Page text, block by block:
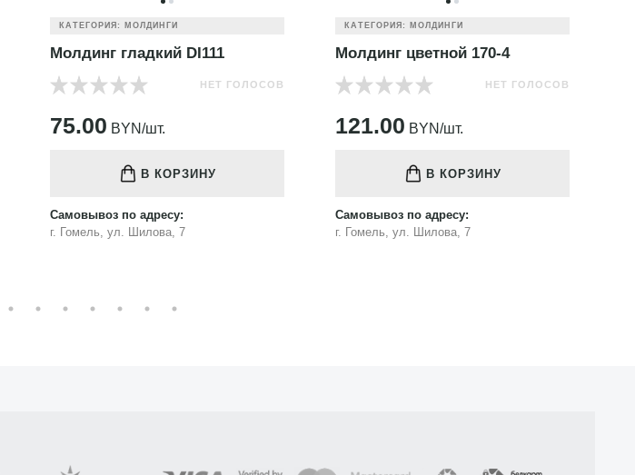
КАТЕГОРИЯ: МОЛДИНГИ
Молдинг гладкий DI111
НЕТ ГОЛОСОВ
75.00 BYN/шт.
В КОРЗИНУ
Самовывоз по адресу:
г. Гомель, ул. Шилова, 7
КАТЕГОРИЯ: МОЛДИНГИ
Молдинг цветной 170-4
НЕТ ГОЛОСОВ
121.00 BYN/шт.
В КОРЗИНУ
Самовывоз по адресу:
г. Гомель, ул. Шилова, 7